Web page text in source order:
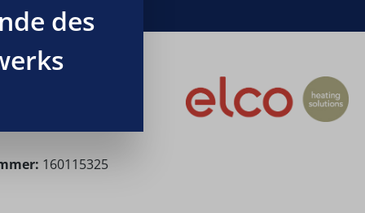
160115325
des